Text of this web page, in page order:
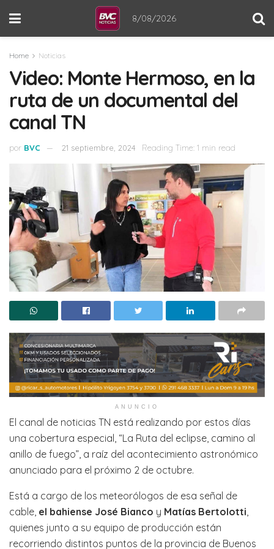
8/08/2026
Home Noticias
Video: Monte Hermoso, en la
ruta de un documental del
canal TN
por BVC 21 septiembre, 2024 Reading Time: 1 min read
ANUNCIO
El canal de noticias TN está realizando por estos días
una cobertura especial, “La Ruta del eclipse, camino al
anillo de fuego”, a raíz del acontecimiento astronómico
anunciado para el próximo 2 de octubre.
Está a cargo de los meteorólogos de esa señal de
cable, el bahiense José Bianco y Matías Bertolotti
quienes junto a su equipo de producción están
recorriendo distintos puntos de la provincia de Buenos